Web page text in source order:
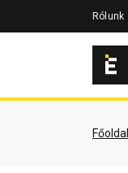
Rólunk
Főoldal